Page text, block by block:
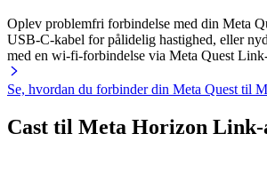
Oplev problemfri forbindelse med din Meta
USB-C-kabel for pålidelig hastighed, eller
med en wi-fi-forbindelse via Meta Quest
Se, hvordan du forbinder din Meta Quest til
Cast til Meta Horizon Link-